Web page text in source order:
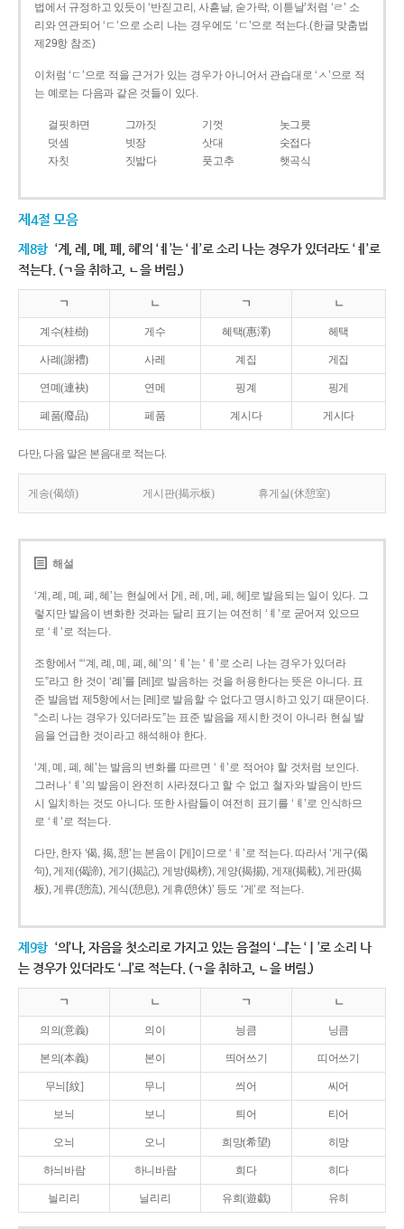
법에서 규정하고 있듯이 ‘반짇고리, 사흗날, 숟가락, 이튿날’처럼 ‘ㄹ’ 소
리와 연관되어 ‘ㄷ’으로 소리 나는 경우에도 ‘ㄷ’으로 적는다.(한글 맞춤법
제29항 참조)
이처럼 ‘ㄷ’으로 적을 근거가 있는 경우가 아니어서 관습대로 ‘ㅅ’으로 적
는 예로는 다음과 같은 것들이 있다.
걸핏하면 그까짓 기껏
놋그릇
덧셈
빗장 삿대
숫접다
자칫
짓밟다 풋고추 햇곡식
제4절 모음
제8항 ‘계, 례, 몌, 폐, 혜’의 ‘ㅖ’는 ‘ㅔ’로 소리 나는 경우가 있더라도 ‘ㅖ’로
적는다. (ㄱ을 취하고, ㄴ을 버림.)
ㄱ ㄴ ㄱ ㄴ
계수(桂樹) 게수 혜택(惠澤) 헤택
사례(謝禮) 사레 계집 게집
연몌(連袂) 연메 핑계 핑게
폐품(廢品) 페품 계시다 게시다
다만, 다음 말은 본음대로 적는다.
게송(偈頌) 게시판(揭示板) 휴게실(休憩室)
해설
‘계, 례, 몌, 폐, 혜’는 현실에서 [게, 레, 메, 페, 헤]로 발음되는 일이 있다. 그
렇지만 발음이 변화한 것과는 달리 표기는 여전히 ‘ㅖ’로 굳어져 있으므
로 ‘ㅖ’로 적는다.
조항에서 “‘계, 례, 몌, 폐, 혜’의 ‘ㅖ’는 ‘ㅔ’로 소리 나는 경우가 있더라
도”라고 한 것이 ‘례’를 [레]로 발음하는 것을 허용한다는 뜻은 아니다. 표
준 발음법 제5항에서는 [레]로 발음할 수 없다고 명시하고 있기 때문이다.
“소리 나는 경우가 있더라도”는 표준 발음을 제시한 것이 아니라 현실 발
음을 언급한 것이라고 해석해야 한다.
‘계, 몌, 폐, 혜’는 발음의 변화를 따르면 ‘ㅔ’로 적어야 할 것처럼 보인다.
그러나 ‘ㅖ’의 발음이 완전히 사라졌다고 할 수 없고 철자와 발음이 반드
시 일치하는 것도 아니다. 또한 사람들이 여전히 표기를 ‘ㅖ’로 인식하므
로 ‘ㅖ’로 적는다.
다만, 한자 ‘偈, 揭, 憩’는 본음이 [게]이므로 ‘ㅔ’로 적는다. 따라서 ‘게구(偈
句), 게제(偈諦), 게기(揭記), 게방(揭榜), 게양(揭揚), 게재(揭載), 게판(揭
板), 게류(憩流), 게식(憩息), 게휴(憩休)’ 등도 ‘게’로 적는다.
제9항 ‘의’나, 자음을 첫소리로 가지고 있는 음절의 ‘ㅢ’는 ‘ㅣ’로 소리 나
는 경우가 있더라도 ‘ㅢ’로 적는다. (ㄱ을 취하고, ㄴ을 버림.)
ㄱ ㄴ ㄱ ㄴ
의의(意義) 의이 닁큼 닝큼
본의(本義) 본이 띄어쓰기 띠어쓰기
무늬[紋] 무니 씌어 씨어
보늬 보니 틔어 티어
오늬 오니 희망(希望) 히망
하늬바람 하니바람 희다 히다
늴리리 닐리리 유희(遊戱) 유히